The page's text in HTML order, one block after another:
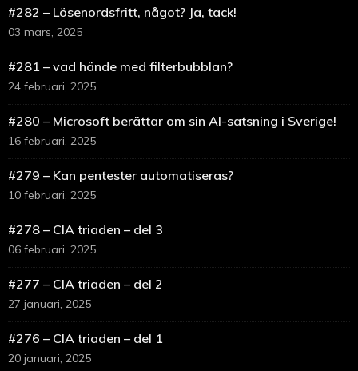
#282 – Lösenordsfritt, något? Ja, tack!
03 mars, 2025
#281 – vad hände med filterbubblan?
24 februari, 2025
#280 – Microsoft berättar om sin AI-satsning i Sverige!
16 februari, 2025
#279 – Kan pentester automatiseras?
10 februari, 2025
#278 – CIA triaden – del 3
06 februari, 2025
#277 – CIA triaden – del 2
27 januari, 2025
#276 – CIA triaden – del 1
20 januari, 2025